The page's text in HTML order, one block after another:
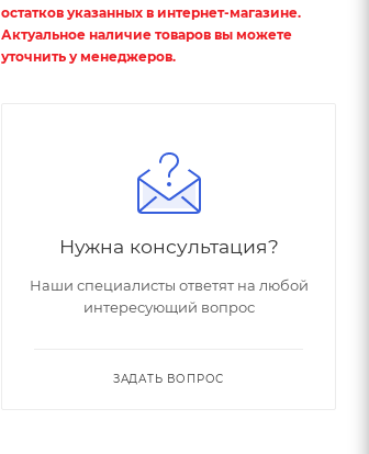
остатков указанных в интернет-магазине.
Актуальное наличие товаров вы можете
уточнить у менеджеров.
Нужна консультация?
Наши специалисты ответят на любой
интересующий вопрос
ЗАДАТЬ ВОПРОС